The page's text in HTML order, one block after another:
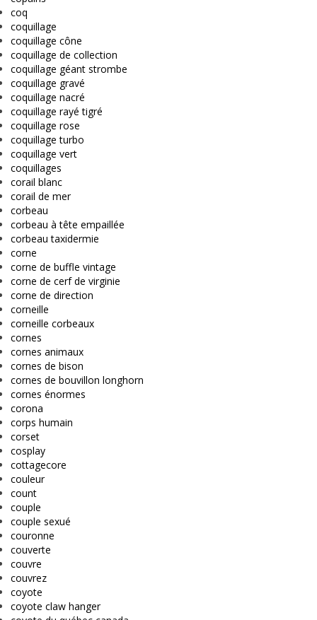
coq
coquillage
coquillage cône
coquillage de collection
coquillage géant strombe
coquillage gravé
coquillage nacré
coquillage rayé tigré
coquillage rose
coquillage turbo
coquillage vert
coquillages
corail blanc
corail de mer
corbeau
corbeau à tête empaillée
corbeau taxidermie
corne
corne de buffle vintage
corne de cerf de virginie
corne de direction
corneille
corneille corbeaux
cornes
cornes animaux
cornes de bison
cornes de bouvillon longhorn
cornes énormes
corona
corps humain
corset
cosplay
cottagecore
couleur
count
couple
couple sexué
couronne
couverte
couvre
couvrez
coyote
coyote claw hanger